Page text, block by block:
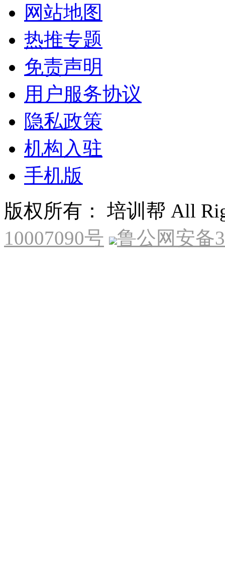
网站地图
热推专题
免责声明
用户服务协议
隐私政策
机构入驻
手机版
版权所有： 培训帮 All
10007090号
鲁公网安备